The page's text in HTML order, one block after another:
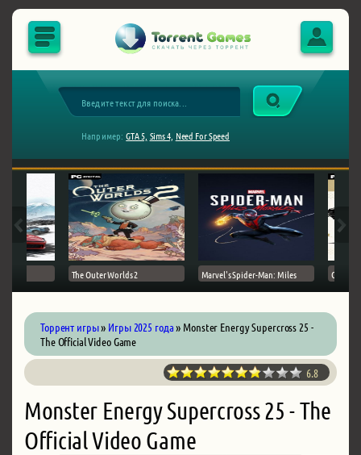
Например: GTA 5, Sims 4, Need For Speed
The Outer Worlds 2 Marvel's Spider-Man: Miles Ghost
Торрент игры» Игры 2025 года» Monster Energy Supercross 25 -
The Official Video Game
6.8
Monster Energy Supercross 25 - The
Official Video Game